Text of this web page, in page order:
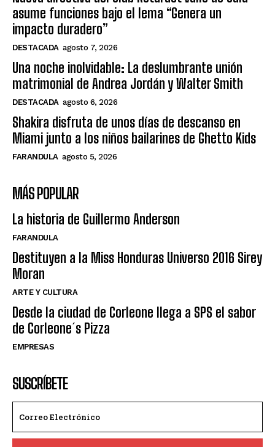
asume funciones bajo el lema “Genera un
impacto duradero”
DESTACADA agosto 7, 2026
Una noche inolvidable: La deslumbrante unión
matrimonial de Andrea Jordán y Walter Smith
DESTACADA agosto 6, 2026
Shakira disfruta de unos días de descanso en
Miami junto a los niños bailarines de Ghetto Kids
FARANDULA agosto 5, 2026
MÁS POPULAR
La historia de Guillermo Anderson
FARANDULA
Destituyen a la Miss Honduras Universo 2016 Sirey
Moran
ARTE Y CULTURA
Desde la ciudad de Corleone llega a SPS el sabor
de Corleone´s Pizza
EMPRESAS
SUSCRÍBETE